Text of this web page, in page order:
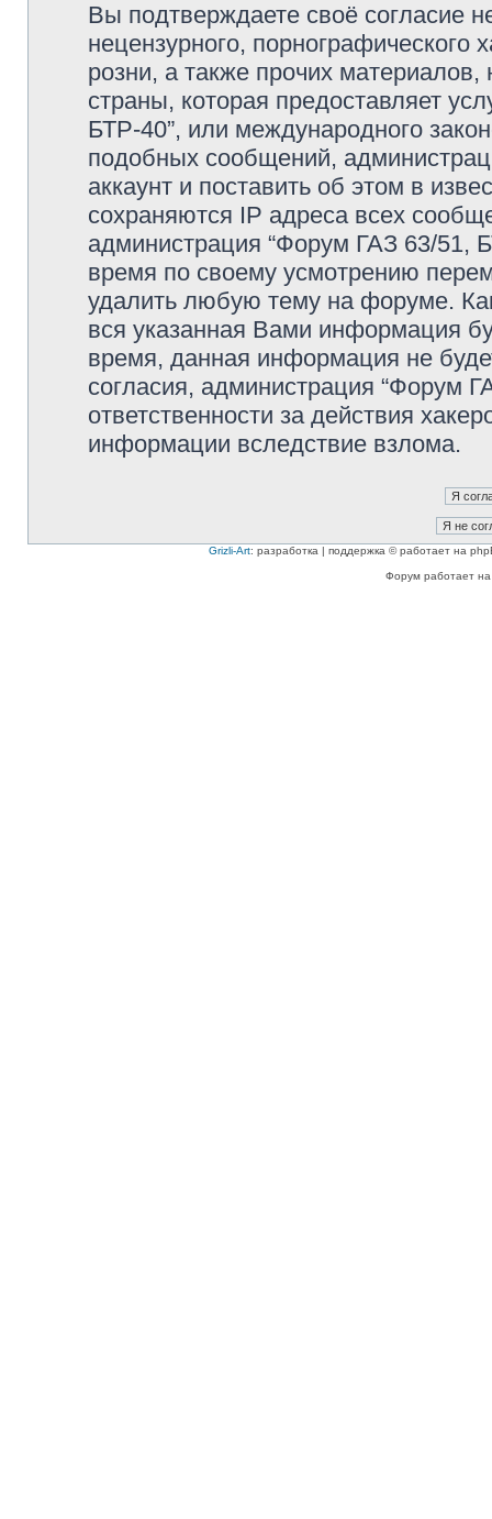
Вы подтверждаете своё согласие
нецензурного, порнографического
розни, а также прочих
страны, которая предоставляет
БТР-40”, или международного
подобных сообщений,
аккаунт и поставить об этом в
сохраняются IP адреса всех
администрация “Форум ГАЗ 63/51,
время по своему усмотрению
удалить любую тему на форуме.
вся указанная Вами информация
время, данная информация не
согласия, администрация “Форум
ответственности за действия
информации вследствие взлома.
Grizli-Art: разработка | поддержка © работает на
Форум работает